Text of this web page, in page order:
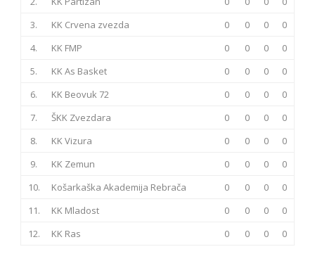
3.
KK Crvena zvezda 0 0 0
0
4.
KK FMP 0 0 0
0
5.
KK As Basket 0 0 0
0
6.
KK Beovuk 72 0 0 0
0
7.
ŠKK Zvezdara 0 0 0
0
8.
KK Vizura 0 0 0
0
9.
KK Zemun 0 0 0
0
10.
Košarkaška Akademija Rebrača 0 0 0
0
11.
KK Mladost 0 0 0
0
12.
KK Ras 0 0 0 0